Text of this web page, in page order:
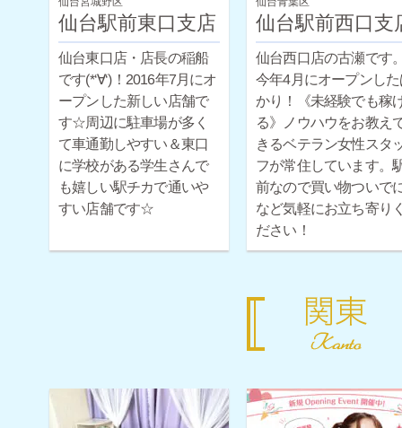
仙台駅前東口支店
仙台東口店・店長の稲船
です(*‘∀‘)！2016年7月にオ
ープンした新しい店舗で
す☆周辺に駐車場が多く
て車通勤しやすい＆東口
に学校がある学生さんで
も嬉しい駅チカで通いや
すい店舗です☆
仙台駅前西口支
仙台西口店の古瀬です
今年4月にオープンし
かり！《未経験でも稼
る》ノウハウをお教え
きるベテラン女性スタ
フが常住しています。
前なので買い物ついで
など気軽にお立ち寄り
ださい！